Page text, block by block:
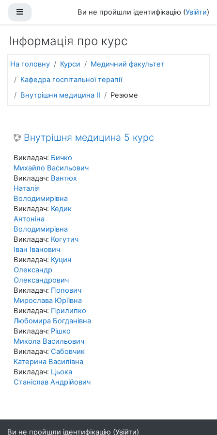
Ви не пройшли ідентифікацію (Увійти)
Інформація про курс
На головну Курси
Медичний факультет
Кафедра госпітальної терапії
Внутрішня медицина ІІ
Резюме
Внутрішня медицина 5 курс
Викладач: Бичко
Михайло Васильович
Викладач: Вантюх
Наталія
Володимирівна
Викладач: Кедик
Антоніна
Володимирівна
Викладач: Когутич
Іван Іванович
Викладач: Куцин
Олександр
Олександрович
Викладач: Попович
Мирослава Юріївна
Викладач: Прилипко
Любомира Богданівна
Викладач: Рішко
Микола Васильович
Викладач: Сабовчик
Катерина Василівна
Викладач: Цьока
Станіслав Андрійович
Ви не пройшли ідентифікацію (Увійти)